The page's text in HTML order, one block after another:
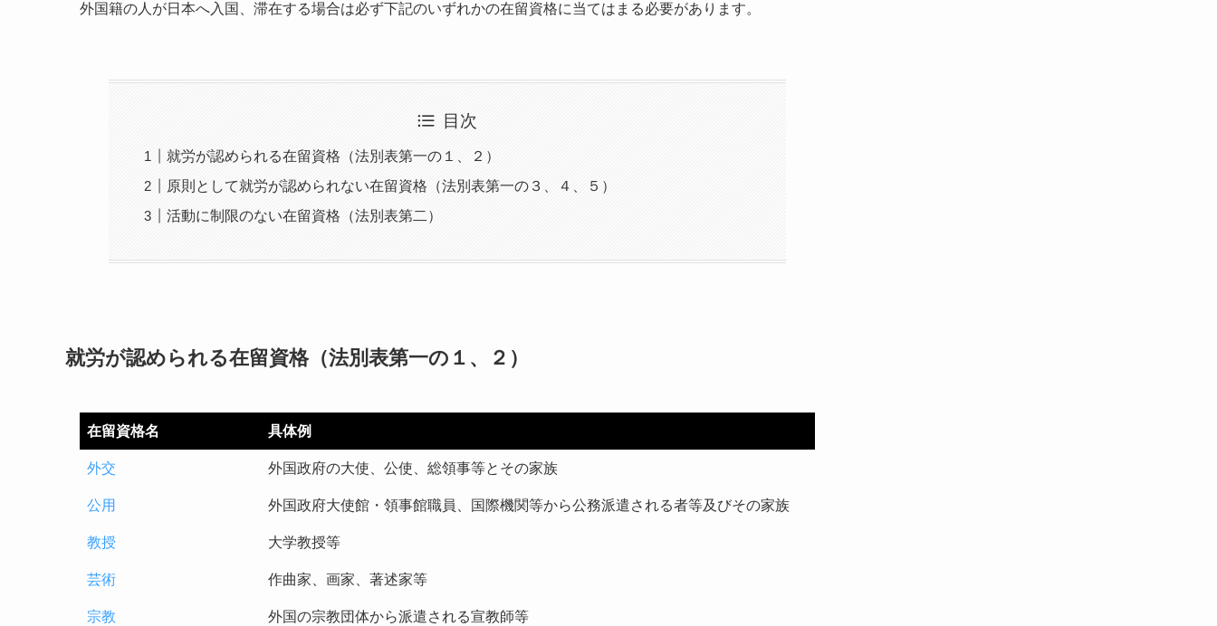
外国籍の人が日本へ入国、滞在する場合は必ず下記のいずれかの在留資格に当てはまる必要があります。
目次
就労が認められる在留資格（法別表第一の１、２）
原則として就労が認められない在留資格（法別表第一の３、４、５）
活動に制限のない在留資格（法別表第二）
就労が認められる在留資格（法別表第一の１、２）
在留資格名 具体例
外交 外国政府の大使、公使、総領事等とその家族
公用 外国政府大使館・領事館職員、国際機関等から公務派遣される者等及びその家族
教授 大学教授等
芸術 作曲家、画家、著述家等
宗教 外国の宗教団体から派遣される宣教師等